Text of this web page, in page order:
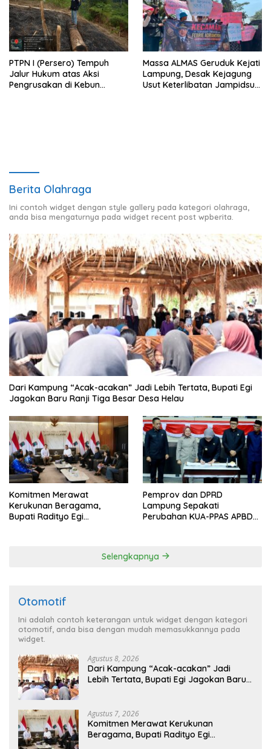
PTPN I (Persero) Tempuh
Jalur Hukum atas Aksi
Pengrusakan di Kebun
Massa ALMAS Geruduk Kejati
Lampung, Desak Kejagung
Usut Keterlibatan Jampidsus
Berita Olahraga
Ini contoh widget dengan style gallery pada kategori olahraga,
anda bisa mengaturnya pada widget recent post wpberita.
Dari Kampung “Acak-acakan” Jadi Lebih Tertata, Bupati Egi
Jagokan Baru Ranji Tiga Besar Desa Helau
Komitmen Merawat
Kerukunan Beragama,
Bupati Radityo Egi
Pemprov dan DPRD
Lampung Sepakati
Perubahan KUA-PPAS APBD
Selengkapnya
Otomotif
Ini adalah contoh keterangan untuk widget dengan kategori
otomotif, anda bisa dengan mudah memasukkannya pada
widget.
Agustus 8, 2026
Dari Kampung “Acak-acakan” Jadi
Lebih Tertata, Bupati Egi Jagokan Baru
Agustus 7, 2026
Komitmen Merawat Kerukunan
Beragama, Bupati Radityo Egi